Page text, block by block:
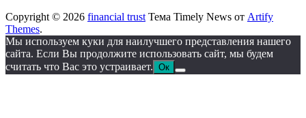
Copyright © 2026 financial trust Тема Timely News от Artify
Themes.
Мы используем куки для наилучшего представления нашего
сайта. Если Вы продолжите использовать сайт, мы будем
считать что Вас это устраивает. Ок